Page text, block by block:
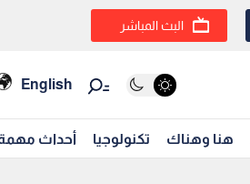
البث المباشر
English
هنا وهناك تكنولوجيا أحداث